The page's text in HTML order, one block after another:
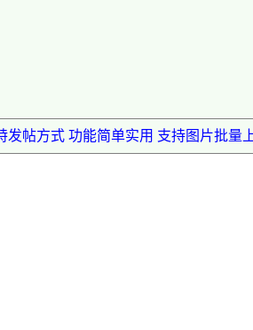
发帖方式 功能简单实用 支持图片批量